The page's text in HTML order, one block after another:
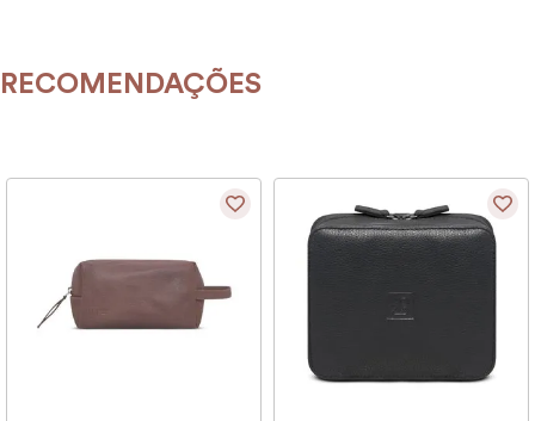
RECOMENDAÇÕES